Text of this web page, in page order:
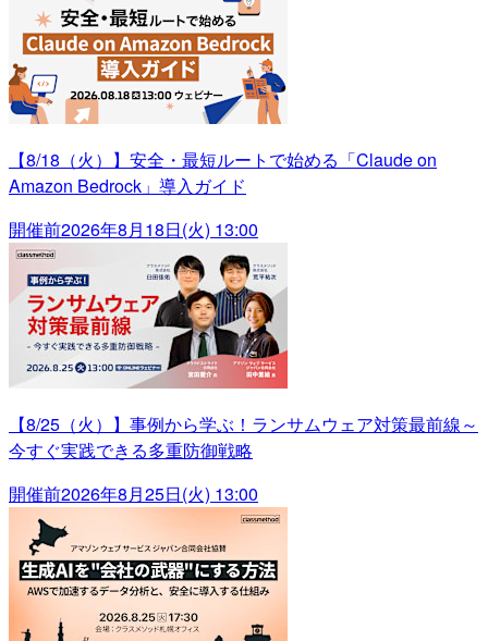
【8/18（火）】安全・最短ルートで始める「Claude on
Amazon Bedrock」導入ガイド
開催前2026年8月18日(火) 13:00
【8/25（火）】事例から学ぶ！ランサムウェア対策最前線～
今すぐ実践できる多重防御戦略
開催前2026年8月25日(火) 13:00